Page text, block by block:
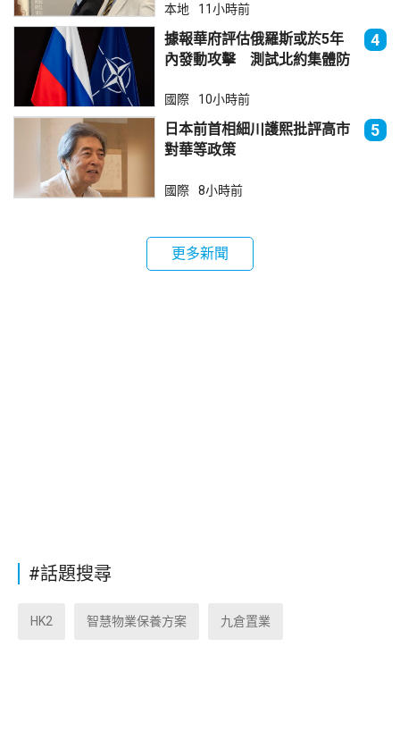
本地 11小時前
據報華府評估俄羅斯或於5年
內發動攻擊 測試北約集體防
4
國際 10小時前
日本前首相細川護熙批評高市
對華等政策
5
國際 8小時前
更多新聞
#話題搜尋
HK2 智慧物業保養方案 九倉置業